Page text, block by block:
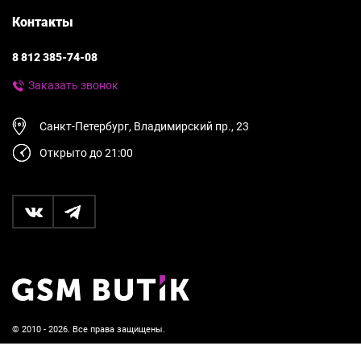
© 2010 - 2026. Все права защищены.
Контакты
8 812 385-74-08
Заказать звонок
Санкт-Петербург, Владимирский пр., 23
Открыто до 21:00